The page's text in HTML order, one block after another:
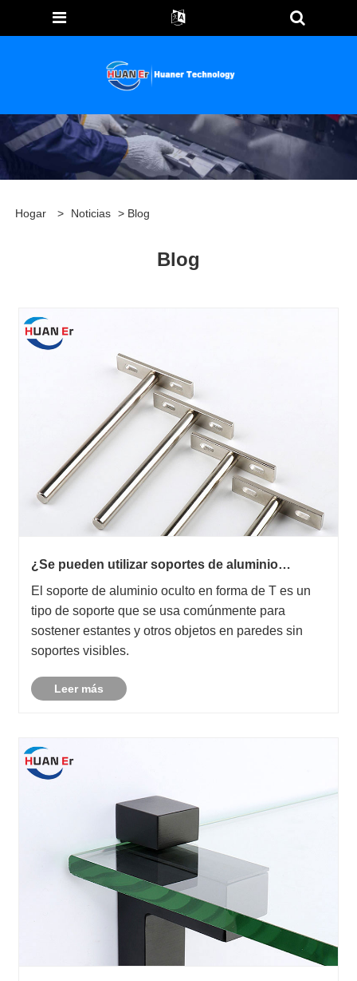
Hogar > Noticias > Blog
Blog
¿Se pueden utilizar soportes de aluminio
exteriores?
El soporte de aluminio oculto en forma de T es un
tipo de soporte que se usa comúnmente para
sostener estantes y otros objetos en paredes sin
soportes visibles.
Leer más